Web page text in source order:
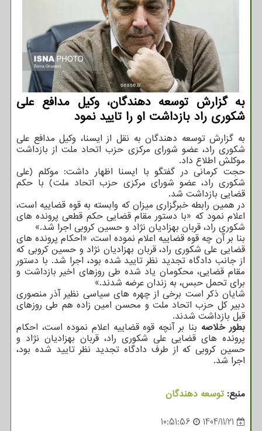
به گزارش توسعه دهندگان، وکیل مدافع علی
شکوری راد بازداشت او را تایید نمود
به گزارش توسعه دهندگان به نقل از ایسنا، وکیل مدافع علی
شکوری راد، عضو شورای مرکزی حزب اتحاد ملت از بازداشت
موکلش اطلاع داد.
حجت کرمانی در گفتگو با ایسنا اظهار داشت: موکلم (علی
شکوری راد، عضو شورای مرکزی حزب اتحاد ملت) با حکم
قضایی بازداشت شد.
در همین رابطه خبرگزاری میزان که وابسته به قوه قضاییه است،
اعلام نمود که «با دستور مقام قضایی حکم قطعی پرونده های
شکوری راد، قربان بهزادیان نژاد و حسین کروبی اجرا شد.»
بنا بر آن چه قوه قضاییه اعلام نموده است، «احکام پرونده های
قضایی علی شکوری راد، قربان بهزادیان نژاد و حسین کروبی که
از جانب دادگاه تجدید نظر تایید شده بود، اجرا شد. با دستور
مقام قضایی، محکومان یاد شده طی روزهای اخیر بازداشت و
برای تحمل حبس، به زندان عرضه شدند.»
شایان ذکر است برخی از چهره های سیاسی نظیر آذر منصوری
دبیر کل حزب اتحاد ملت و محسن امین زاده هم طی روزهای
قبل بازداشت شدند.
بطور خلاصه بنا بر آنچه قوه قضاییه اعلام نموده است، احکام
پرونده های قضایی علی شکوری راد، قربان بهزادیان نژاد و
حسین کروبی که از طرف دادگاه تجدید نظر تایید شده بود،
اجرا شد.
منبع: توسعه دهندگان
1404/11/21
10:51:56